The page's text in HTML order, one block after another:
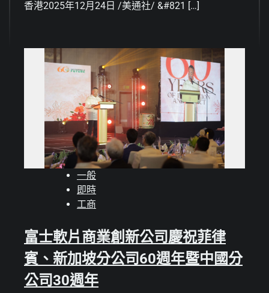
香港2025年12月24日 /美通社/ &#821 […]
一般
即時
工商
富士軟片商業創新公司慶祝菲律
賓、新加坡分公司60週年暨中國分
公司30週年